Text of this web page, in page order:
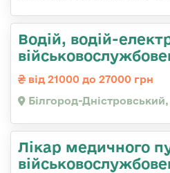
Водій, водій-
від 21000 до 27000 грн
Білгород-
Лікар медичного